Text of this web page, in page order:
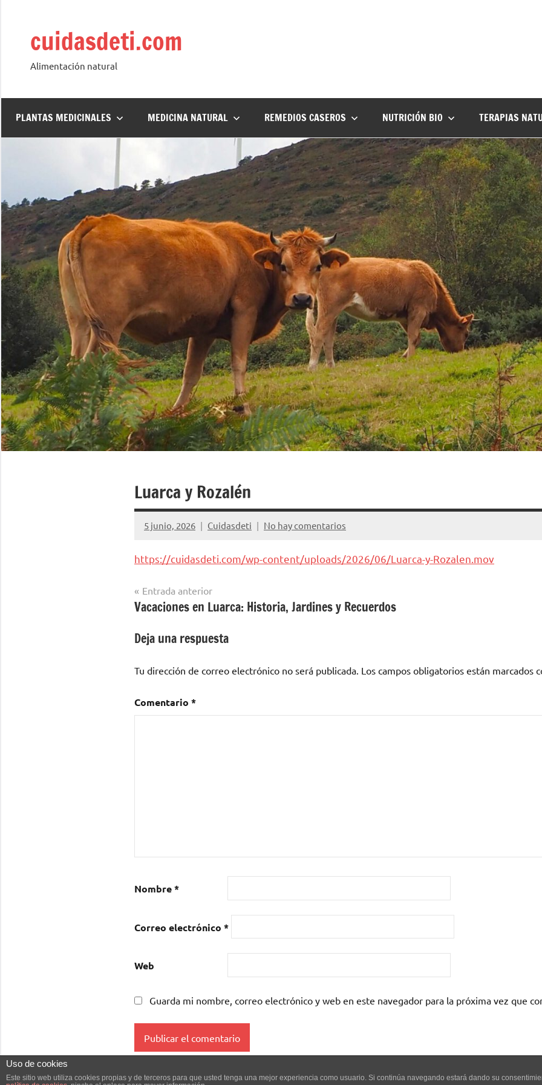
contenidocuidasdeti.com
Alimentación natural
PLANTAS MEDICINALES MEDICINA NATURAL REMEDIOS CASEROS NUTRICIÓN BIO TERAPIAS
Luarca y Rozalén
5 junio, 2026 Cuidasdeti No hay comentarios
https://cuidasdeti.com/wp-content/uploads/2026/06/Luarca-y-Rozalen.mov
Navegación
de
entradas
Entrada anterior
Vacaciones en Luarca: Historia, Jardines y Recuerdos
Deja una respuesta
Tu dirección de correo electrónico no será publicada. Los campos obligatorios están marcados
Comentario *
Nombre*
Correo electrónico *
Web
Guarda mi nombre, correo electrónico y web en este navegador para la próxima vez que
Uso de cookies
Este sitio web utiliza cookies propias y de terceros para que usted tenga una mejor experiencia como usuario. Si continúa navegando estará dando su